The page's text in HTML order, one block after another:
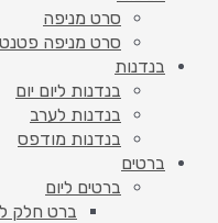
סרט מניפה
סרט מניפה פטנט
בנדנות
בנדנות ליום יום
בנדנות לערב
בנדנות מודפס
ברטים
ברטים ליום
ברט חלק ליום יום